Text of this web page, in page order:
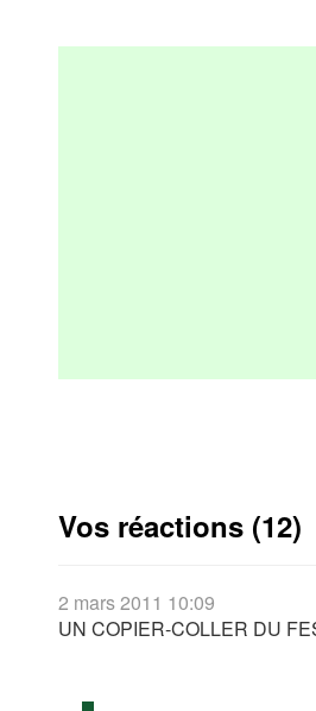
Vos réactions (12)
2 mars 2011 10:09
UN COPIER-COLLER DU